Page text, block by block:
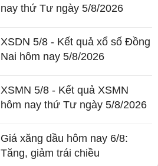
nay thứ Tư ngày 5/8/2026
XSDN 5/8 - Kết quả xổ số Đồng
Nai hôm nay 5/8/2026
XSMN 5/8 - Kết quả XSMN
hôm nay thứ Tư ngày 5/8/2026
Giá xăng dầu hôm nay 6/8:
Tăng, giảm trái chiều